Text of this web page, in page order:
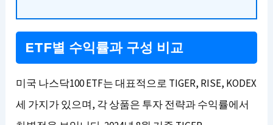
ETF별 수익률과 구성 비교
미국 나스닥100 ETF는 대표적으로 TIGER, RISE, KODEX
세 가지가 있으며, 각 상품은 투자 전략과 수익률에서